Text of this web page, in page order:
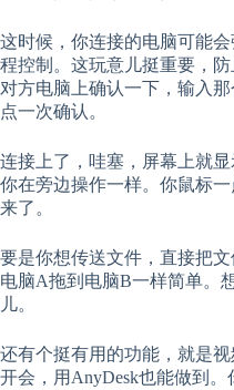
这时候，你连接的电脑可能
程控制。这玩意儿挺重要，
对方电脑上确认一下，输入
点一次确认。
连接上了，哇塞，屏幕上就
你在旁边操作一样。你鼠标
来了。
要是你想传送文件，直接把
电脑A拖到电脑B一样简单。
儿。
还有个挺有用的功能，就是
开会，用AnyDesk也能做到